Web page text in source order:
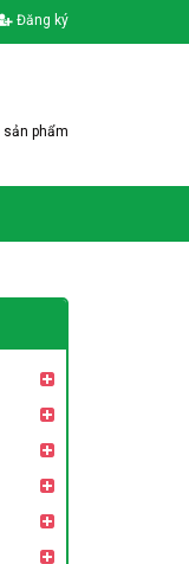
Đăng ký
sản phẩm